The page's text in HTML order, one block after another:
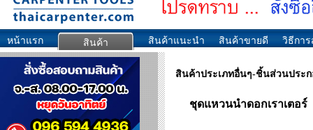
หน้าแรก สินค้า สินค้าแนะนำ สินค้าขายดี วิธีกา
สินค้าประเภทอื่นๆ-ชิ้นส่วนประ
ชุดแหวนนำดอกเราเตอร์